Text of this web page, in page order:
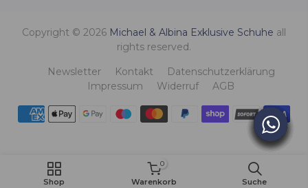
Copyright © 2026 Michael & Albina Exklusive Schuhe all
rights reserved.
Newsletter
Kontakt
Datenschutzerklärung
Impressum
Widerruf AGB
Shop
0
Warenkorb Suche